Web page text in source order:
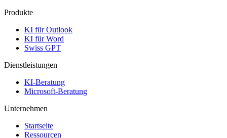
Produkte
KI für Outlook
KI für Word
Swiss GPT
Dienstleistungen
KI-Beratung
Microsoft-Beratung
Unternehmen
Startseite
Ressourcen